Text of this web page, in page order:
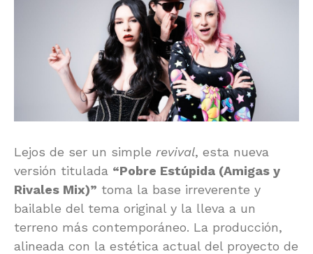
Lejos de ser un simple revival, esta nueva
versión titulada “Pobre Estúpida (Amigas y
Rivales Mix)” toma la base irreverente y
bailable del tema original y la lleva a un
terreno más contemporáneo. La producción,
alineada con la estética actual del proyecto de